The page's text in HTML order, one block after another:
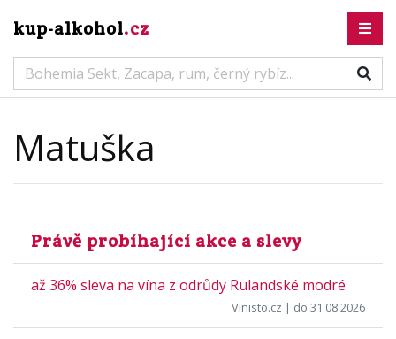
kup-alkohol.cz
Matuška
Právě probíhající akce a slevy
až 36% sleva na vína z odrůdy Rulandské modré
Vinisto.cz | do 31.08.2026